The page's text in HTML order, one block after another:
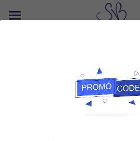
商品分類
重磅純色 短袖T-Shirt 系列